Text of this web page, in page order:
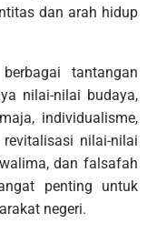
dan arah hidup
tantangan
nilai-nilai budaya,
individualisme,
nilai-nilai
dan falsafah
penting untuk
negeri.